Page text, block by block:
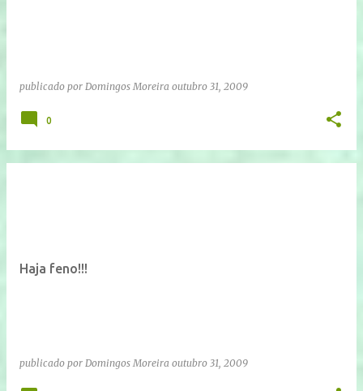
publicado por Domingos Moreira outubro 31, 2009
0
Haja feno!!!
publicado por Domingos Moreira outubro 31, 2009